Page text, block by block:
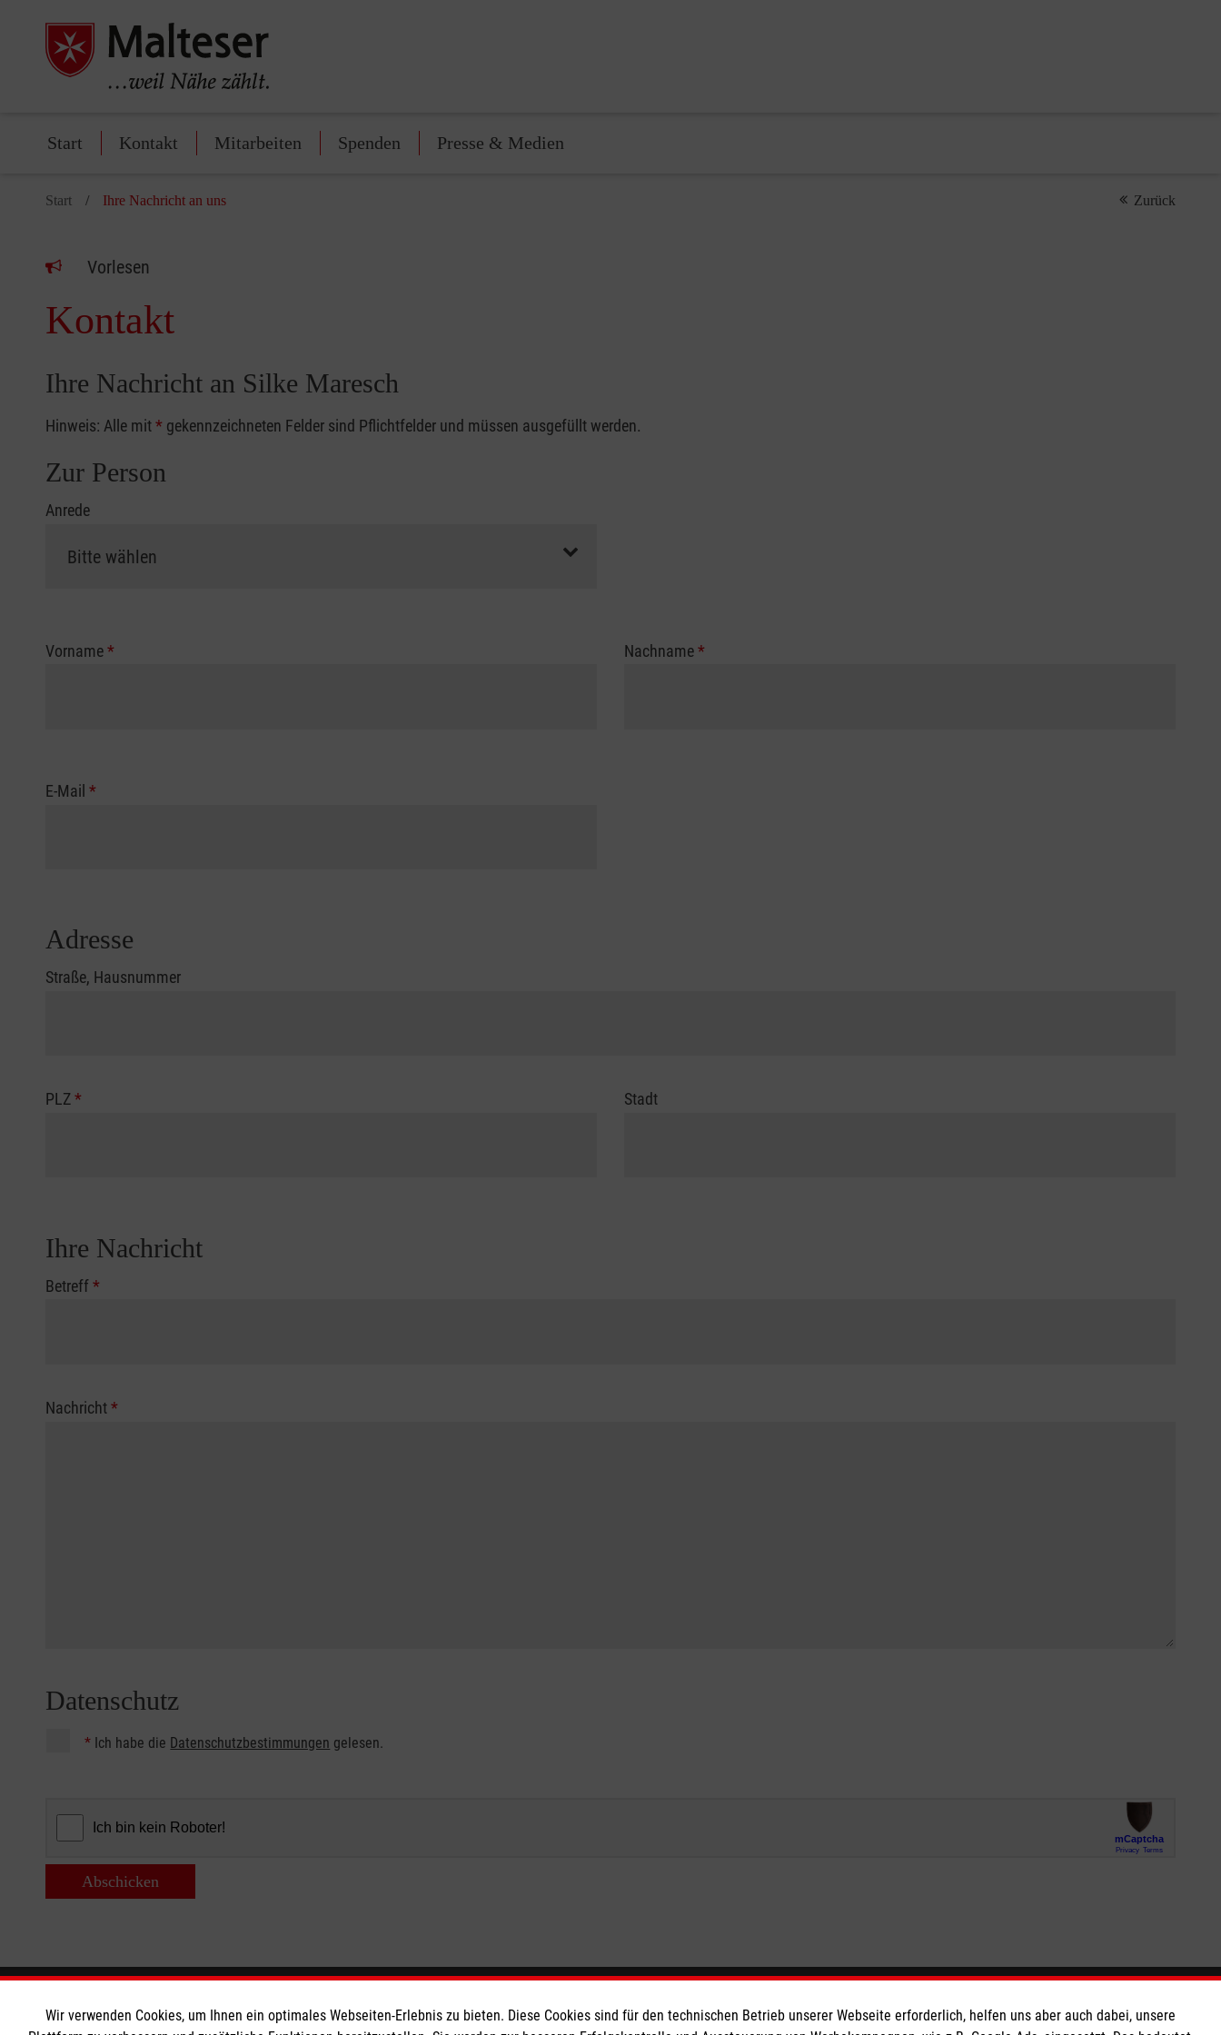
Start Kontakt Mitarbeiten Spenden Presse & Medien
Start Ihre Nachricht an uns Zurück
Vorlesen
Kontakt
Ihre Nachricht an Silke Maresch
Hinweis: Alle mit* gekennzeichneten Felder sind Pflichtfelder und müssen ausgefüllt werden.
Zur Person
Anrede
Vorname* Nachname*
E-Mail *
Adresse
Straße, Hausnummer
PLZ* Stadt
Ihre Nachricht
Betreff*
Nachricht*
Datenschutz
* Ich habe die Datenschutzbestimmungen gelesen.
Abschicken
Informationen Die Malteser Spendenkonto So finden Sie uns
Wir verwenden Cookies, um Ihnen ein optimales Webseiten-Erlebnis zu bieten. Diese Cookies sind für den technischen Betrieb unserer Webseite erforderlich, helfen uns aber auch dabei, unsere